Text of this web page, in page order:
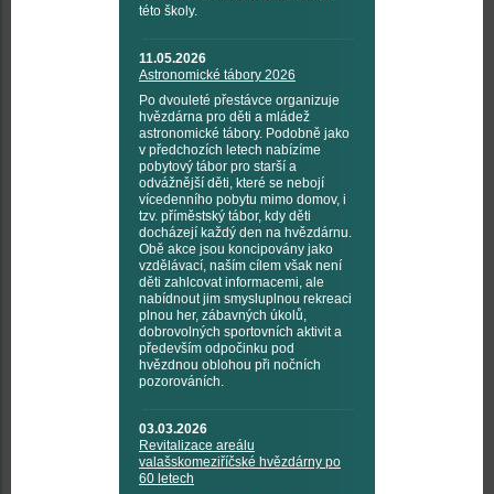
této školy.
11.05.2026
Astronomické tábory 2026
Po dvouleté přestávce organizuje
hvězdárna pro děti a mládež
astronomické tábory. Podobně jako
v předchozích letech nabízíme
pobytový tábor pro starší a
odvážnější děti, které se nebojí
vícedenního pobytu mimo domov, i
tzv. příměstský tábor, kdy děti
docházejí každý den na hvězdárnu.
Obě akce jsou koncipovány jako
vzdělávací, naším cílem však není
děti zahlcovat informacemi, ale
nabídnout jim smysluplnou rekreaci
plnou her, zábavných úkolů,
dobrovolných sportovních aktivit a
především odpočinku pod
hvězdnou oblohou při nočních
pozorováních.
03.03.2026
Revitalizace areálu
valašskomeziříčské hvězdárny po
60 letech